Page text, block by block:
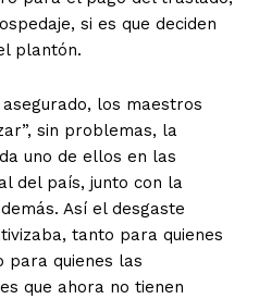
si es que deciden
plantón.
los maestros
sin problemas, la
uno de ellos en las
del país, junto con la
Así el desgaste
tanto para quienes
para quienes las
que ahora no tienen